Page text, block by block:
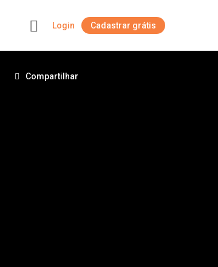
Login Cadastrar grátis
Compartilhar